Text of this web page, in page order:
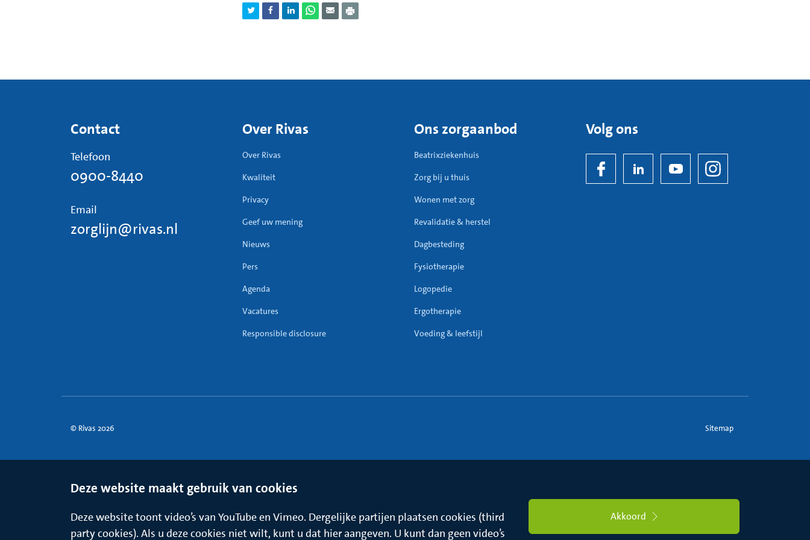
Is vitiligo te genezen of blijft u er altijd last van houden?
Het verloop van de ziekte is niet goed te voorspellen. Gewoonlijk breidt de vitiligo zich met de jaren uit of blijft het
Contact
Telefoon
0900-8440
Email
zorglijn@rivas.nl
Over Rivas
Over Rivas
Kwaliteit
Privacy
Geef uw mening
Nieuws
Pers
Agenda
Vacatures
Responsible disclosure
Ons zorgaanbod
Beatrixziekenhuis
Zorg bij u thuis
Wonen met zorg
Revalidatie & herstel
Dagbesteding
Fysiotherapie
Logopedie
Ergotherapie
Voeding & leefstijl
Volg ons
© Rivas 2026 Sitemap
Deze website maakt gebruik van cookies
Deze website toont video’s van YouTube en Vimeo. Dergelijke partijen plaatsen cookies (third
party cookies). Als u deze cookies niet wilt, kunt u dat hier aangeven. U kunt dan geen video’s
Akkoord